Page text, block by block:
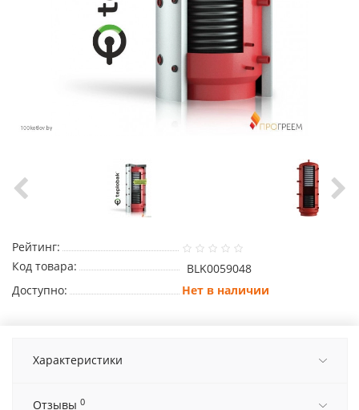
Рейтинг:
Код товара:
BLK0059048
Доступно:
Нет в наличии
Характеристики
Отзывы 0